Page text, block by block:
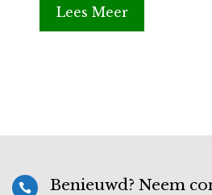
Lees Meer
 Benieuwd? Neem